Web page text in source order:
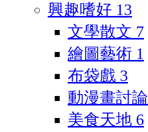
興趣嗜好 13
文學散文 7
繪圖藝術 1
布袋戲 3
動漫畫討論
美食天地 6